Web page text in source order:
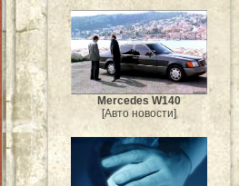
Mercedes W140
[Авто новости]